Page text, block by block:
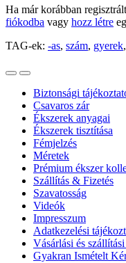
Ha már korábban
fiókodba vagy hozz létre
TAG-ek: -as, szám, gyerek,
Biztonsági
Csavaros zár
Ékszerek anyagai
Ékszerek tisztítása
Fémjelzés
Méretek
Prémium ékszer
Szállítás & Fizetés
Szavatosság
Videók
Impresszum
Adatkezelési
Vásárlási és
Gyakran Ismételt